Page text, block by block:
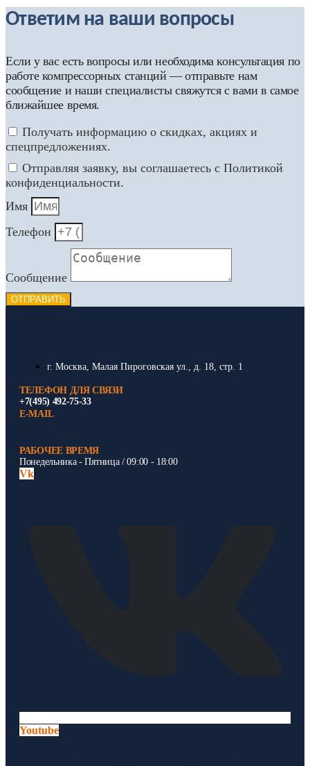
Ответим на ваши вопросы
Если у вас есть вопросы или необходима консультация по
работе компрессорных станций — отправьте нам
сообщение и наши специалисты свяжутся с вами в самое
ближайшее время.
Получать информацию о скидках, акциях и
спецпредложениях.
Отправляя заявку, вы соглашаетесь с Политикой
конфиденциальности.
Имя
Телефон
Сообщение
ОТПРАВИТЬ
г. Москва, Малая Пироговская ул., д. 18, стр. 1
ТЕЛЕФОН ДЛЯ СВЯЗИ
+7(495) 492-75-33
E-MAIL
РАБОЧЕЕ ВРЕМЯ
Понедельника - Пятница / 09:00 - 18:00
Vk
Youtube